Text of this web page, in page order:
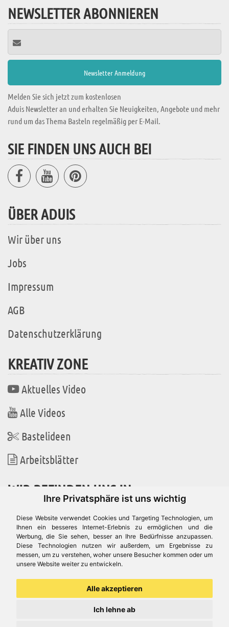
Ihre Privatsphäre ist uns wichtig
Diese Website verwendet Cookies und Targeting Technologien, um
Ihnen ein besseres Internet-Erlebnis zu ermöglichen und die
Werbung, die Sie sehen, besser an Ihre Bedürfnisse anzupassen.
Diese Technologien nutzen wir außerdem, um Ergebnisse zu
messen, um zu verstehen, woher unsere Besucher kommen oder um
unsere Website weiter zu entwickeln.
Alle akzeptieren
Ich lehne ab
NEWSLETTER ABONNIEREN
Melden Sie sich jetzt zum kostenlosen
Aduis Newsletter an und erhalten Sie Neuigkeiten, Angebote und mehr
rund um das Thema Basteln regelmäßig per E-Mail.
SIE FINDEN UNS AUCH BEI
ÜBER ADUIS
Wir über uns
Jobs
Impressum
AGB
Datenschutzerklärung
KREATIV ZONE
Aktuelles Video
Alle Videos
Bastelideen
Arbeitsblätter
WIR BEFINDEN UNS IN
Es gibt uns auch in